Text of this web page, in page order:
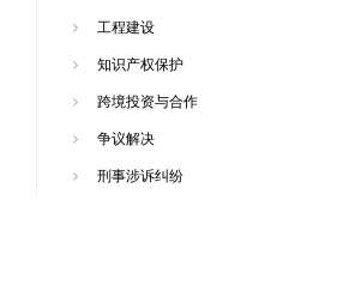
工程建设
知识产权保护
跨境投资与合作
争议解决
刑事涉诉纠纷